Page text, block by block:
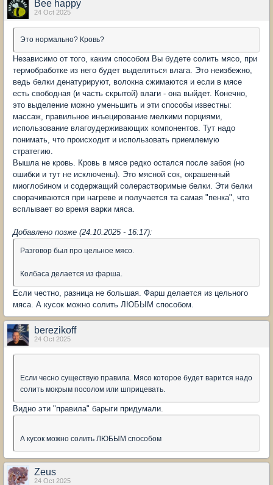
Bee happy
24 Oct 2025
Это нормально? Кровь?
Независимо от того, каким способом Вы будете солить мясо, при
термобработке из него будет выделяться влага. Это неизбежно,
ведь белки денатурируют, волокна сжимаются и если в мясе
есть свободная (и часть скрытой) влаги - она выйдет. Конечно,
это выделение можно уменьшить и эти способы известны:
массаж, правильное инъецирование мелкими порциями,
использование влагоудерживающих компонентов. Тут надо
понимать, что происходит и использовать приемлемую
стратегию.
Вышла не кровь. Кровь в мясе редко остался после забоя (но
ошибки и тут не исключены). Это мясной сок, окрашенный
миоглобином и содержащий солерастворимые белки. Эти белки
сворачиваются при нагреве и получается та самая "пенка", что
всплывает во время варки мяса.
Добавлено позже (24.10.2025 - 16:17):
Разговор был про цельное мясо.
Колбаса делается из фарша.
Если честно, разница не большая. Фарш делается из цельного
мяса. А кусок можно солить ЛЮБЫМ способом.
berezikoff
24 Oct 2025
Если чесно существую правила. Мясо которое будет варится надо
солить мокрым посолом или шприцевать.
Видно эти "правила" барыги придумали.
А кусок можно солить ЛЮБЫМ способом
Zeus
24 Oct 2025